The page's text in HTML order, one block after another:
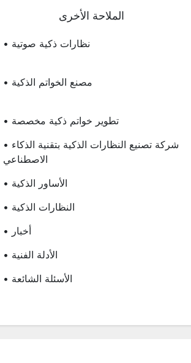
الملاحة الأخرى
• نظارات ذكية صوتية
• مصنع الخواتم الذكية
• تطوير خواتم ذكية مخصصة
• شركة تصنيع النظارات الذكية بتقنية الذكاء
الاصطناعي
• الأساور الذكية
• النظارات الذكية
• أخبار
• الأدلة الفنية
• الأسئلة الشائعة